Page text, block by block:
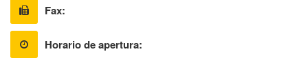
Fax:
Horario de apertura: